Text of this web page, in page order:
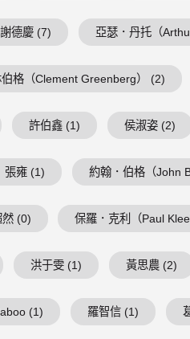
謝德慶 (7) 亞瑟．丹托（
格（Clement Greenberg） (2)
許伯鑫 (1) 侯淑姿 (2)
張雍 (1) 約翰．伯格（John
然 (0) 保羅．克利（Paul
洪于雯 (1) 黃思農 (2)
(1) 羅智信 (1)